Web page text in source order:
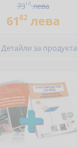
7310лева
6182лева
Детайли за продукта